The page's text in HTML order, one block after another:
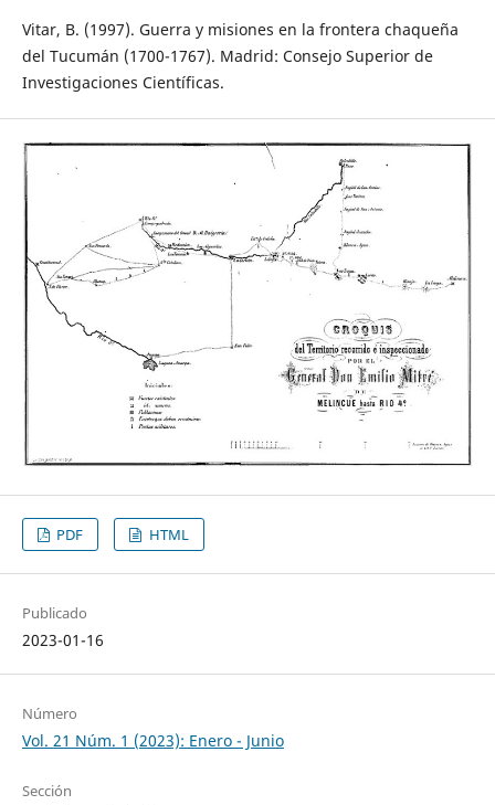
Vitar, B. (1997). Guerra y misiones en la frontera chaqueña
del Tucumán (1700-1767). Madrid: Consejo Superior de
Investigaciones Científicas.
PDF HTML
Publicado
2023-01-16
Número
Vol. 21 Núm. 1 (2023): Enero - Junio
Sección